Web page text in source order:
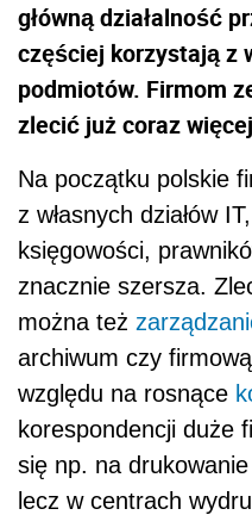
główną działalność
częściej korzystają z
podmiotów. Firmom
zlecić już coraz
Na początku polskie
z własnych działów
księgowości,
znacznie szersza.
można też
archiwum czy
względu na rosnące
korespondencji duże
się np. na
lecz w centrach